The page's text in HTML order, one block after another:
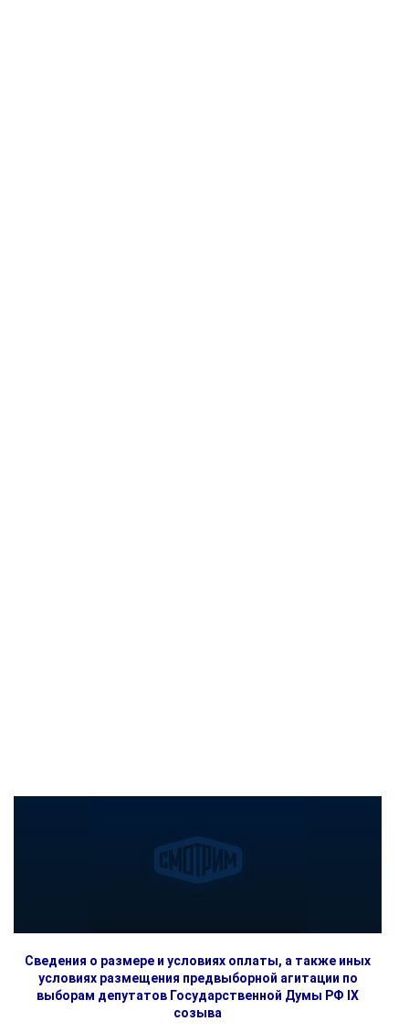
Сведения о размере и условиях оплаты, а также иных
условиях размещения предвыборной агитации по
выборам депутатов Государственной Думы РФ IX
созыва